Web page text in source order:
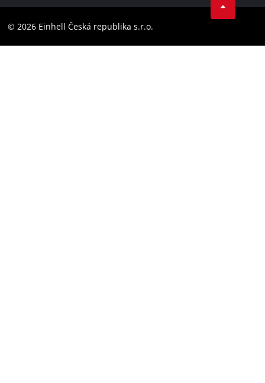
Prohlášení o přístupnosti
Instagram
© 2026 Einhell Česká republika s.r.o.